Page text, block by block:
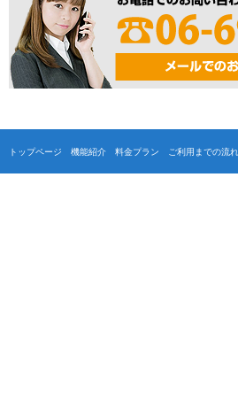
トップページ 機能紹介 料金プラン ご利用までの流れ